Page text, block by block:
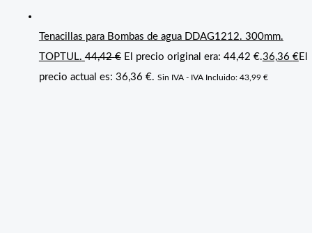
Tenacillas para Bombas de agua DDAG1212. 300mm.
TOPTUL. 44,42€ El precio original era: 44,42 €.36,36 €El
precio actual es: 36,36 €. Sin IVA - IVA Incluido: 43,99 €